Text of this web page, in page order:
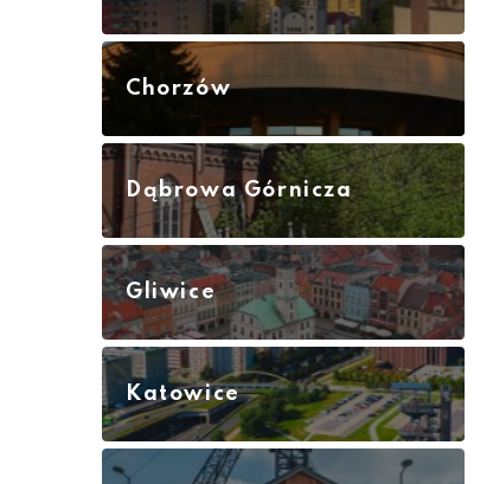
Chorzów
Dąbrowa Górnicza
Gliwice
Katowice